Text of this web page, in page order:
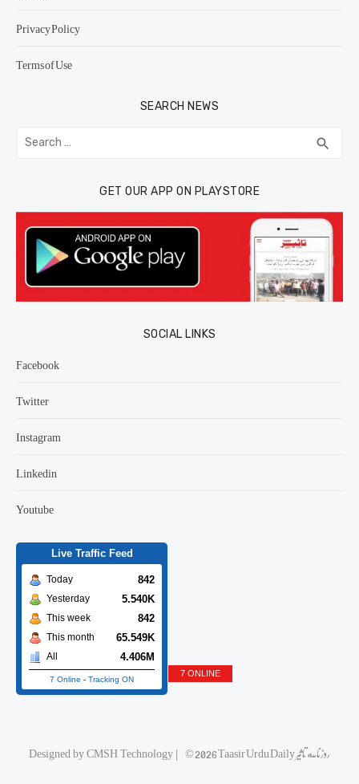
Privacy Policy
Terms of Use
SEARCH NEWS
Search
for: search
GET OUR APP ON PLAYSTORE
SOCIAL LINKS
Facebook
Twitter
Instagram
Linkedin
Youtube
Live Traffic Feed
Today 842
Yesterday 5.540K
This week 842
This month 65.549K
All 4.406M
7 Online - Tracking ON
7 ONLINE
Designed byCMSH Technology| © 2026 Taasir Urdu Daily روزنامه تاثیر